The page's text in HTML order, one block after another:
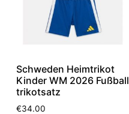
Schweden Heimtrikot
Kinder WM 2026 Fußball
trikotsatz
€34.00